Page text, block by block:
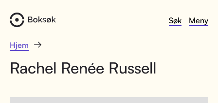
Søk Meny
Hjem
Rachel Renée Russell